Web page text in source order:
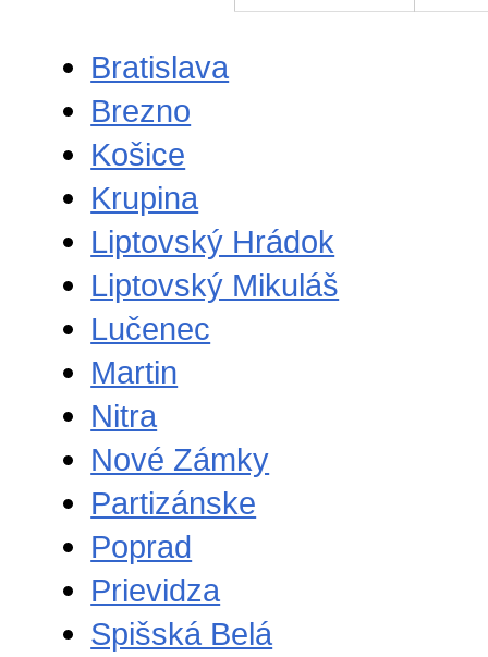
Bratislava
Brezno
Košice
Krupina
Liptovský Hrádok
Liptovský Mikuláš
Lučenec
Martin
Nitra
Nové Zámky
Partizánske
Poprad
Prievidza
Spišská Belá